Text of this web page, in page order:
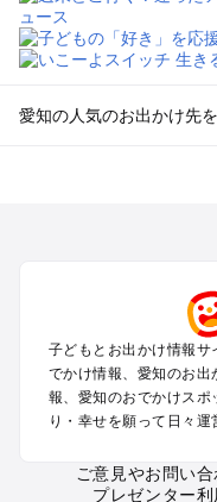
愛知の人気のお出かけ先
犬山・一宮・小牧・瀬
知多半島（常滑・半田・
愛知の定番お出かけ
愛知の遊園地
愛知のバーベキュー
子どもとお出かけ情報サ
でかけ情報、愛知のお
報、愛知のおでかけス
り・幸せを願って日々運
ご意見やお問い
プレゼンター利